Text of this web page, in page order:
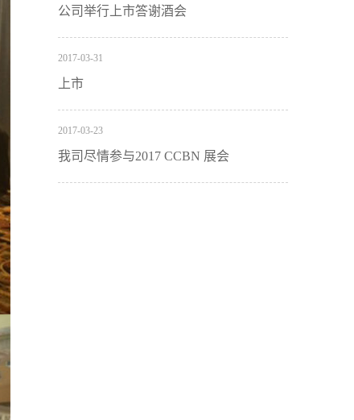
公司举行上市答谢酒会
2017-03-31
上市
2017-03-23
我司尽情参与2017 CCBN 展会